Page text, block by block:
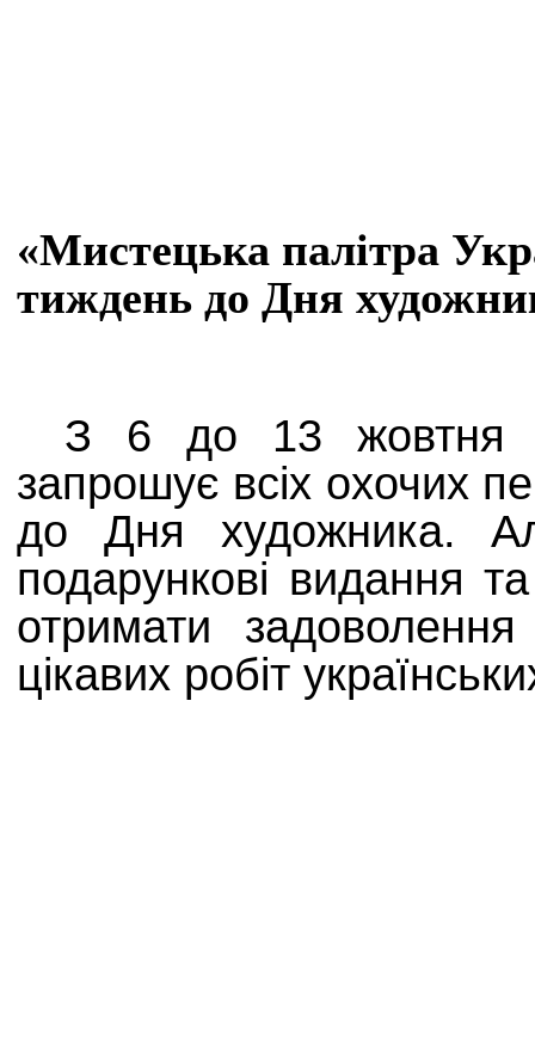
«Мистецька палітра
тиждень до Дня
З 6 до 13 жовтня
запрошує всіх охочих
до Дня художника.
подарункові видання
отримати
цікавих робіт